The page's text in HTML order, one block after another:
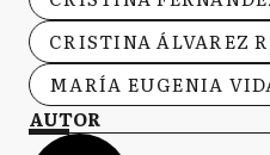
CRISTINA ÁLVAREZ
MARÍA EUGENIA
AUTOR